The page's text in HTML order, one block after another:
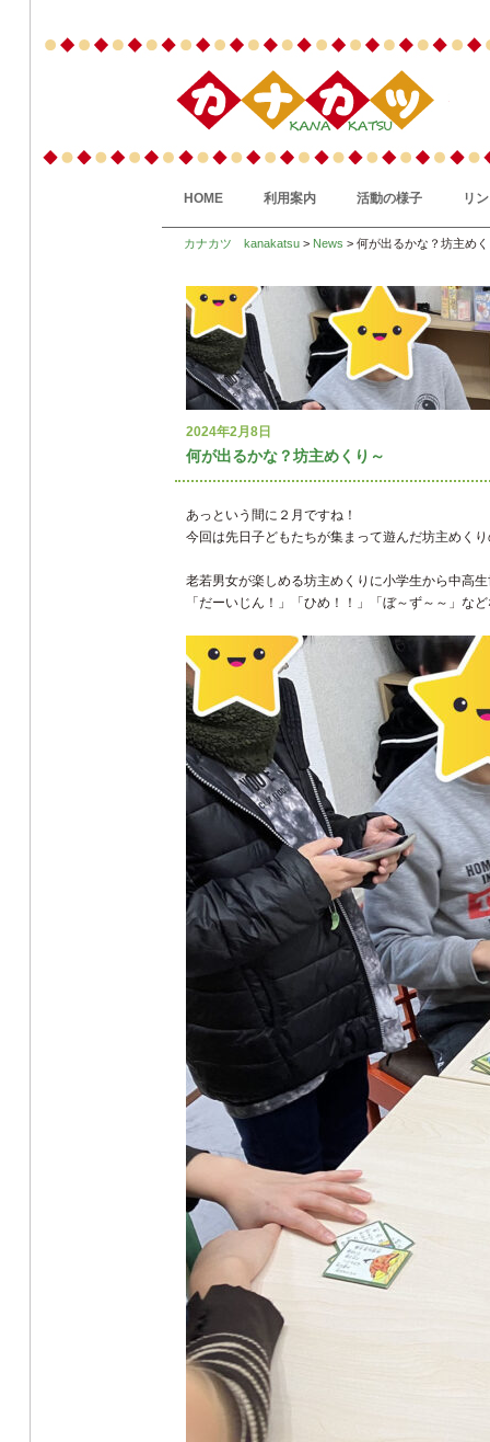
HOME 利用案内 活動の様子 リ
カナカツ kanakatsu > News > 何が出るかな？坊主め
2024年2月8日
何が出るかな？坊主めくり～
あっという間に２月ですね！
今回は先日子どもたちが集まって遊んだ坊主めく
老若男女が楽しめる坊主めくりに小学生から中高
「だーいじん！」「ひめ！！」「ぼ～ず～～」な